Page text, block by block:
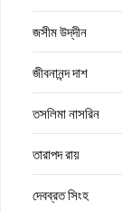
জসীম উদ্‌দীন
জীবনানন্দ দাশ
তসলিমা নাসরিন
তারাপদ রায়
দেবব্রত সিংহ